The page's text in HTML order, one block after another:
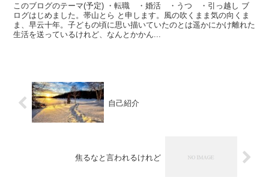
このブログのテーマ(予定) ・転職 ・婚活 ・うつ ・引っ越し ブ
ログはじめました。帯山とら と申します。風の吹くまま気の向くま
ま、早云十年。子どもの頃に思い描いていたのとは遥かにかけ離れた
生活を送っているけれど、なんとかかん...
自己紹介
焦るなと言われるけれど